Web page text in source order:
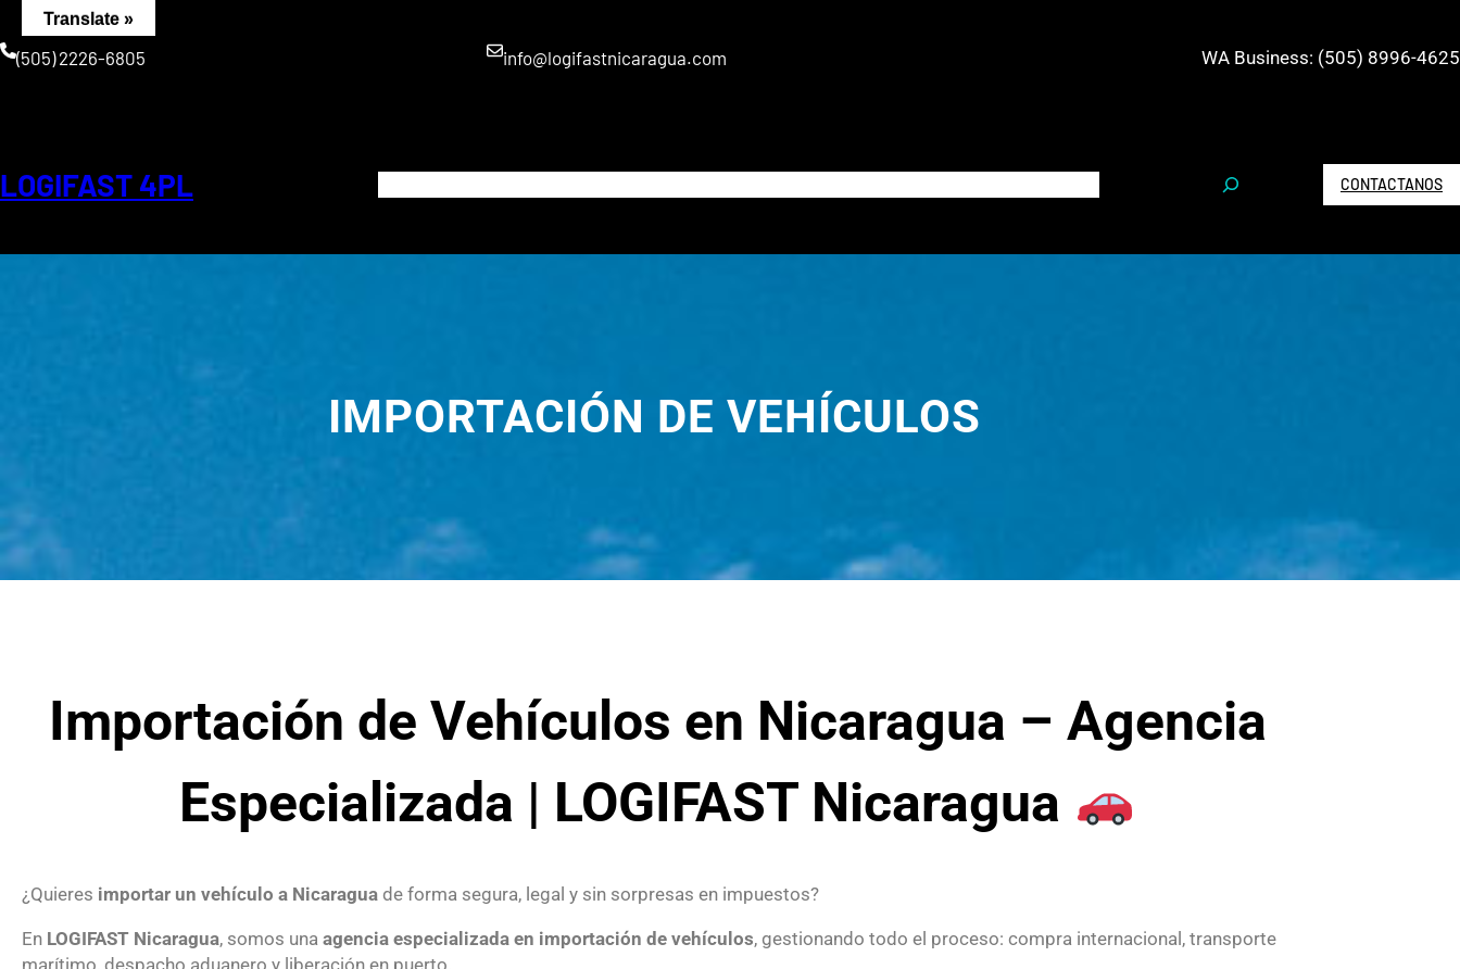
Saltar
al
contenido
(505) 2226-6805 info@logifastnicaragua.com WA Business: (505) 8996-4625
LOGIFAST 4PL
e
r
CONTACTANOS
IMPORTACIÓN DE VEHÍCULOS
Importación de Vehículos en Nicaragua – Agencia
Especializada | LOGIFAST Nicaragua
¿Quieres importar un vehículo a Nicaragua de forma segura, legal y sin sorpresas en impuestos?
En LOGIFAST Nicaragua, somos una agencia especializada en importación de vehículos, gestionando todo el proceso: compra internacional, transporte
marítimo, despacho aduanero y liberación en puerto.
Translate »